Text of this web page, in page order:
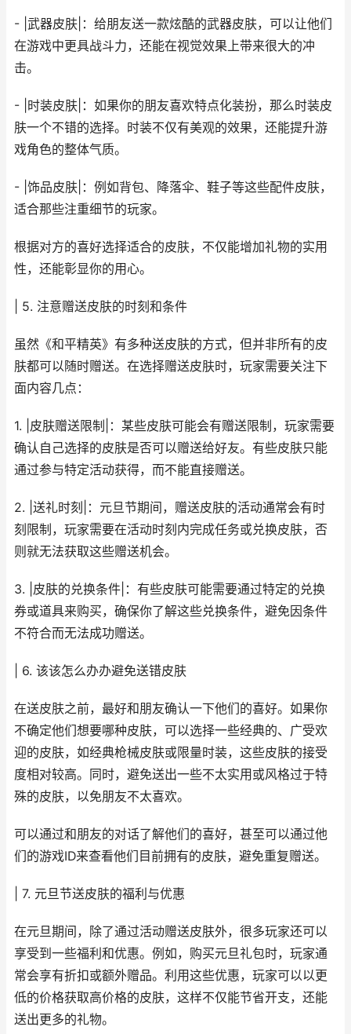
- |武器皮肤|：给朋友送一款炫酷的武器皮肤，可以让他们
在游戏中更具战斗力，还能在视觉效果上带来很大的冲
击。
- |时装皮肤|：如果你的朋友喜欢特点化装扮，那么时装皮
肤一个不错的选择。时装不仅有美观的效果，还能提升游
戏角色的整体气质。
- |饰品皮肤|：例如背包、降落伞、鞋子等这些配件皮肤，
适合那些注重细节的玩家。
根据对方的喜好选择适合的皮肤，不仅能增加礼物的实用
性，还能彰显你的用心。
| 5. 注意赠送皮肤的时刻和条件
虽然《和平精英》有多种送皮肤的方式，但并非所有的皮
肤都可以随时赠送。在选择赠送皮肤时，玩家需要关注下
面内容几点：
1. |皮肤赠送限制|：某些皮肤可能会有赠送限制，玩家需要
确认自己选择的皮肤是否可以赠送给好友。有些皮肤只能
通过参与特定活动获得，而不能直接赠送。
2. |送礼时刻|：元旦节期间，赠送皮肤的活动通常会有时
刻限制，玩家需要在活动时刻内完成任务或兑换皮肤，否
则就无法获取这些赠送机会。
3. |皮肤的兑换条件|：有些皮肤可能需要通过特定的兑换
券或道具来购买，确保你了解这些兑换条件，避免因条件
不符合而无法成功赠送。
| 6. 该该怎么办办避免送错皮肤
在送皮肤之前，最好和朋友确认一下他们的喜好。如果你
不确定他们想要哪种皮肤，可以选择一些经典的、广受欢
迎的皮肤，如经典枪械皮肤或限量时装，这些皮肤的接受
度相对较高。同时，避免送出一些不太实用或风格过于特
殊的皮肤，以免朋友不太喜欢。
可以通过和朋友的对话了解他们的喜好，甚至可以通过他
们的游戏ID来查看他们目前拥有的皮肤，避免重复赠送。
| 7. 元旦节送皮肤的福利与优惠
在元旦期间，除了通过活动赠送皮肤外，很多玩家还可以
享受到一些福利和优惠。例如，购买元旦礼包时，玩家通
常会享有折扣或额外赠品。利用这些优惠，玩家可以以更
低的价格获取高价格的皮肤，这样不仅能节省开支，还能
送出更多的礼物。